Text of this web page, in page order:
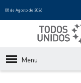
08 de Agosto de 2026
Menu